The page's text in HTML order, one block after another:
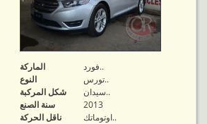
الماركة
فورد..
النوع
تورس..
شكل المركبة
سيدان..
سنة الصنع
2013
ناقل الحركة
اوتوماتك..